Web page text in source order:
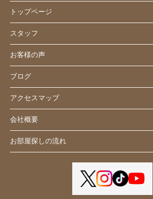
トップページ
スタッフ
お客様の声
ブログ
アクセスマップ
会社概要
お部屋探しの流れ